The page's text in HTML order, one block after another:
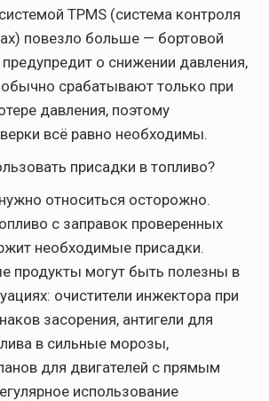
TPMS (система контроля
повезло больше — бортовой
о снижении давления,
срабатывают только при
давления, поэтому
всё равно необходимы.
присадки в топливо?
относиться осторожно.
с заправок проверенных
необходимые присадки.
продукты могут быть полезны в
очистители инжектора при
засорения, антигели для
в сильные морозы,
для двигателей с прямым
использование